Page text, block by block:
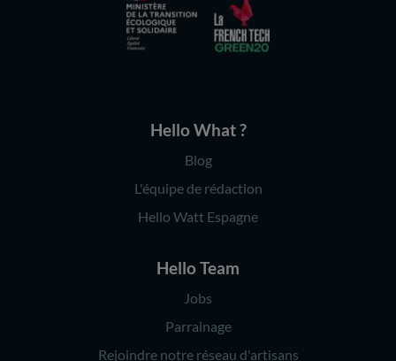
Hello What ?
Blog
L'équipe de rédaction
Hello Watt Espagne
Hello Team
Jobs
Parrainage
Rejoindre notre réseau d'artisans